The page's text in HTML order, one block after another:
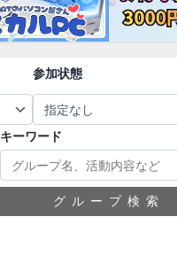
参加状態
キーワード
グループ検索